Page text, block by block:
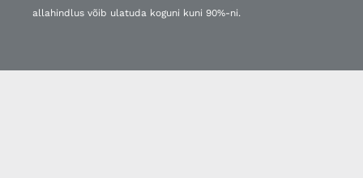
allahindlus võib ulatuda koguni kuni 90%-ni.